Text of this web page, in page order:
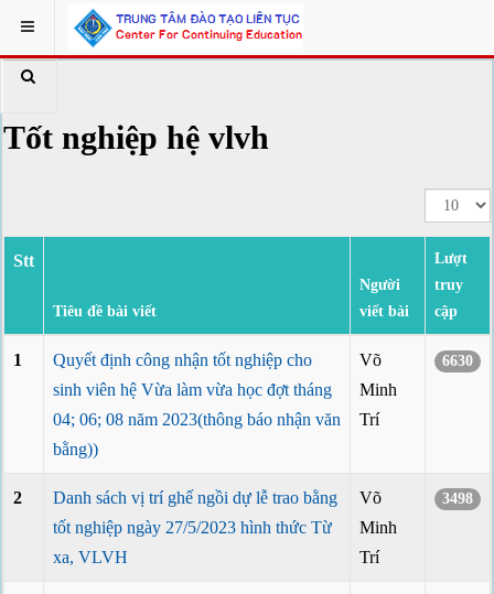
Tốt nghiệp hệ vlvh
Stt
Tiêu đề bài viết
Người
viết bài
Lượt
truy
cập
1
Quyết định công nhận tốt nghiệp cho
sinh viên hệ Vừa làm vừa học đợt tháng
04; 06; 08 năm 2023(thông báo nhận văn
bằng))
Võ
Minh
Trí
6630
2
Danh sách vị trí ghế ngồi dự lễ trao bằng
tốt nghiệp ngày 27/5/2023 hình thức Từ
xa, VLVH
Võ
Minh
Trí
3498